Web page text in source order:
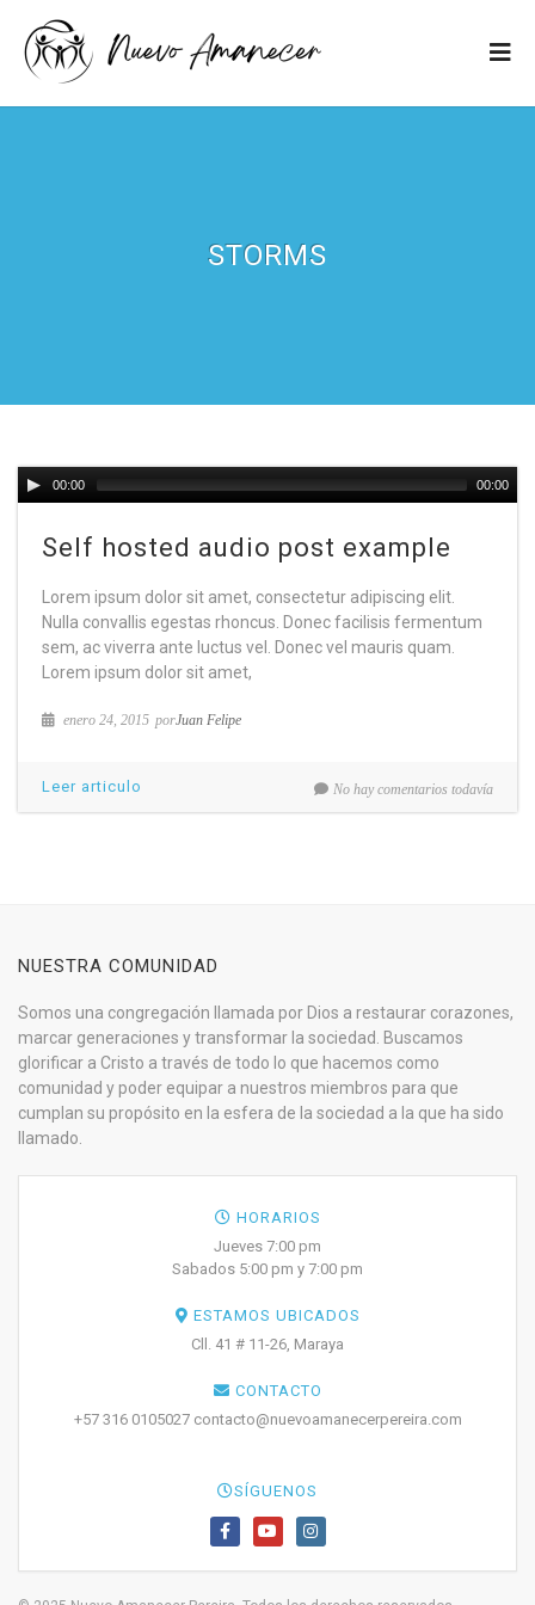
STORMS
00:00 00:00
Self hosted audio post example
Lorem ipsum dolor sit amet, consectetur adipiscing elit.
Nulla convallis egestas rhoncus. Donec facilisis fermentum
sem, ac viverra ante luctus vel. Donec vel mauris quam.
Lorem ipsum dolor sit amet,
enero 24, 2015 porJuan Felipe
No hay comentarios todavía
Leer articulo
NUESTRA COMUNIDAD
Somos una congregación llamada por Dios a restaurar corazones,
marcar generaciones y transformar la sociedad. Buscamos
glorificar a Cristo a través de todo lo que hacemos como
comunidad y poder equipar a nuestros miembros para que
cumplan su propósito en la esfera de la sociedad a la que ha sido
llamado.
HORARIOS
Jueves 7:00 pm
Sabados 5:00 pm y 7:00 pm
ESTAMOS UBICADOS
Cll. 41 # 11-26, Maraya
CONTACTO
+57 316 0105027 contacto@nuevoamanecerpereira.com
SÍGUENOS